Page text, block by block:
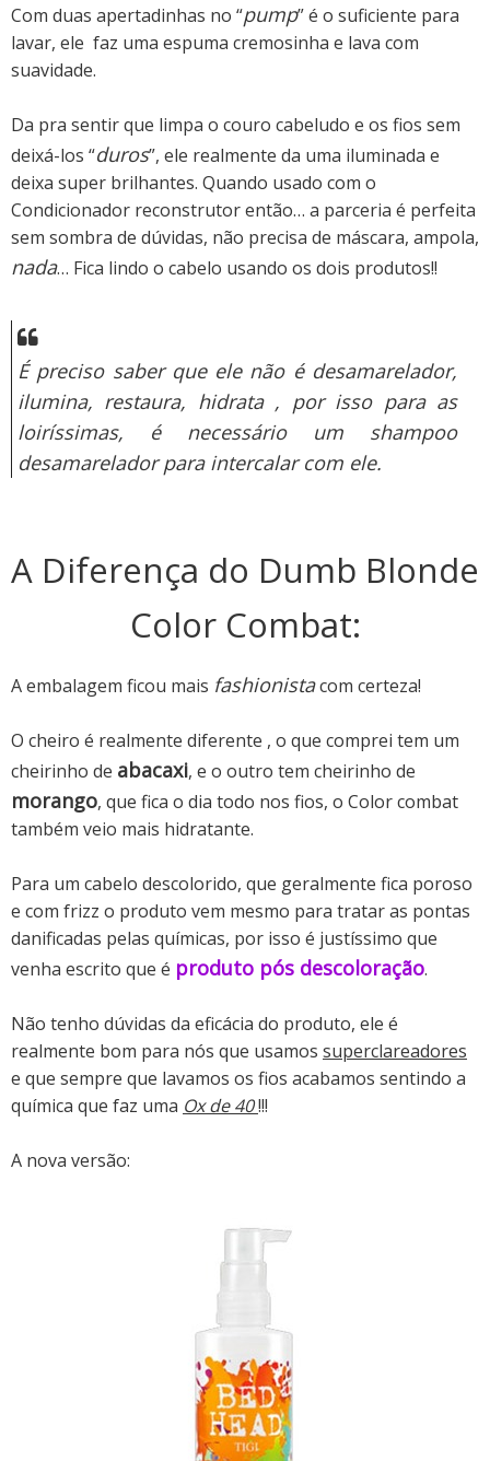
Com duas apertadinhas no “pump” é o suficiente para
lavar, ele faz uma espuma cremosinha e lava com
suavidade.
Da pra sentir que limpa o couro cabeludo e os fios sem
deixá-los “duros”, ele realmente da uma iluminada e
deixa super brilhantes. Quando usado com o
Condicionador reconstrutorentão… a parceria é perfeita
sem sombra de dúvidas, não precisa de máscara, ampola,
nada… Fica lindo o cabelo usando os dois produtos!!
É preciso saber que ele não é desamarelador,
ilumina, restaura, hidrata , por isso para as
loiríssimas, é necessário um shampoo
desamarelador para intercalar com ele.
A Diferença do Dumb Blonde
Color Combat:
A embalagem ficou mais fashionistacom certeza!
O cheiro é realmente diferente , o que comprei tem um
cheirinho de abacaxi, e o outro tem cheirinho de
morango, que fica o dia todo nos fios, o Color combat
também veio mais hidratante.
Para um cabelo descolorido, que geralmente fica poroso
e com frizz o produto vem mesmo para tratar as pontas
danificadas pelas químicas, por isso é justíssimo que
venha escrito que é produto pós descoloração.
Não tenho dúvidas da eficácia do produto, ele é
realmente bom para nós que usamos superclareadores
e que sempre que lavamos os fios acabamos sentindo a
química que faz uma Ox de 40!!!
A nova versão: